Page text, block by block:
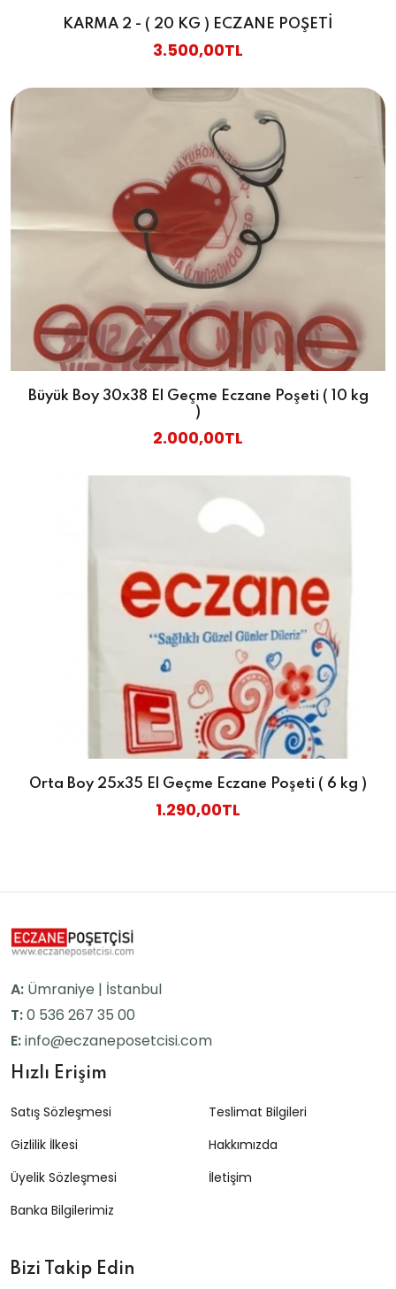
KARMA 2 - ( 20 KG ) ECZANE POŞETİ
3.500,00TL
Büyük Boy 30x38 El Geçme Eczane Poşeti ( 10 kg
)
2.000,00TL
Orta Boy 25x35 El Geçme Eczane Poşeti ( 6 kg )
1.290,00TL
A: Ümraniye | İstanbul
T:0 536 267 35 00
E:info@eczaneposetcisi.com
Hızlı Erişim
Satış Sözleşmesi
Gizlilik İlkesi
Üyelik Sözleşmesi
Banka Bilgilerimiz
Teslimat Bilgileri
Hakkımızda
İletişim
Bizi Takip Edin